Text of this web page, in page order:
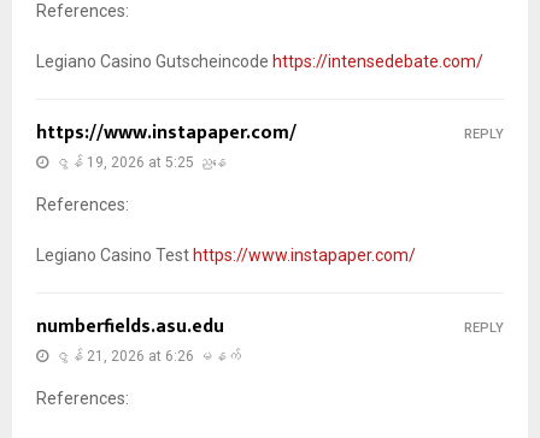
References:
Legiano Casino Gutscheincode https://intensedebate.com/
https://www.instapaper.com/
ဇွန် 19, 2026 at 5:25 ညနေ
References:
Legiano Casino Test https://www.instapaper.com/
REPLY
numberfields.asu.edu
ဇွန် 21, 2026 at 6:26 မနက်
References:
REPLY